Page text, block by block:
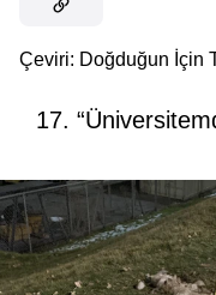
Çeviri: Doğduğun İçin
17.